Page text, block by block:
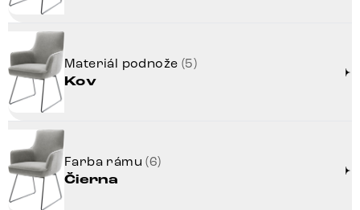
Materiál podnože (5)
Kov
Farba rámu(6)
Čierna